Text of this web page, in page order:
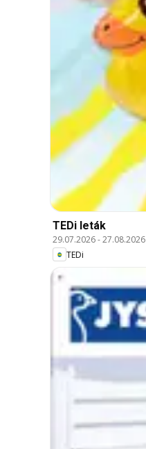
TEDi leták
29.07.2026-27.08.2026
TEDi